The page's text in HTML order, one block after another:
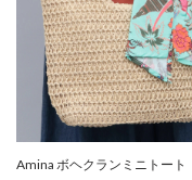
Amina ボヘクランミニトート